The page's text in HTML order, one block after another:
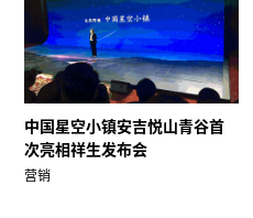
中国星空小镇安吉悦山青谷首
次亮相祥生发布会
营销